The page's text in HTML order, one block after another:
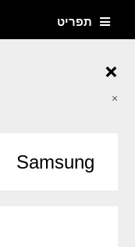
תפריט
×
×
Samsung